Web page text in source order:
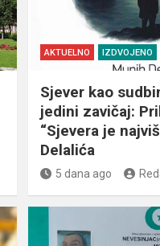
AKTUELNO IZDVOJENO
Sjever kao
jedini zavičaj:
“Sjevera je
Delalića
5 dana ago